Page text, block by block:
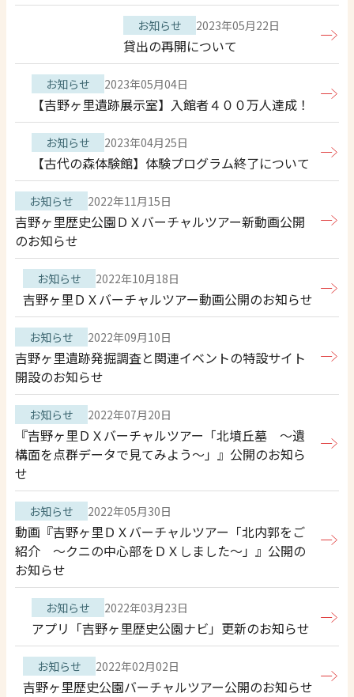
お知らせ 2023年05月22日
貸出の再開について
お知らせ 2023年05月04日
【吉野ヶ里遺跡展示室】入館者４００万人達成！
お知らせ 2023年04月25日
【古代の森体験館】体験プログラム終了について
お知らせ 2022年11月15日
吉野ヶ里歴史公園ＤＸバーチャルツアー新動画公開
のお知らせ
お知らせ 2022年10月18日
吉野ヶ里ＤＸバーチャルツアー動画公開のお知らせ
お知らせ 2022年09月10日
吉野ヶ里遺跡発掘調査と関連イベントの特設サイト
開設のお知らせ
お知らせ 2022年07月20日
『吉野ヶ里ＤＸバーチャルツアー「北墳丘墓 ～遺
構面を点群データで見てみよう～」』公開のお知ら
せ
お知らせ 2022年05月30日
動画『吉野ヶ里ＤＸバーチャルツアー「北内郭をご
紹介 ～クニの中心部をＤＸしました～」』公開の
お知らせ
お知らせ 2022年03月23日
アプリ「吉野ヶ里歴史公園ナビ」更新のお知らせ
お知らせ 2022年02月02日
吉野ヶ里歴史公園バーチャルツアー公開のお知らせ